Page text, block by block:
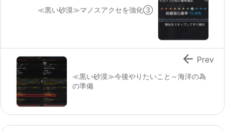
≪黒い砂漠≫マノスアクセを強化③
≪黒い砂漠≫今後やりたいこと～海洋の為
の準備
 Prev